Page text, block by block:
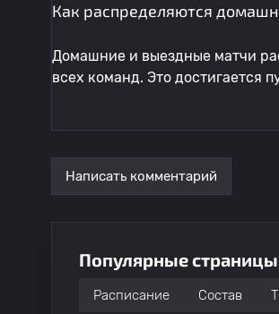
Как распределяются
Домашние и выездные матчи
всех команд. Это достигается
Написать комментарий
Популярные страницы
Расписание Состав